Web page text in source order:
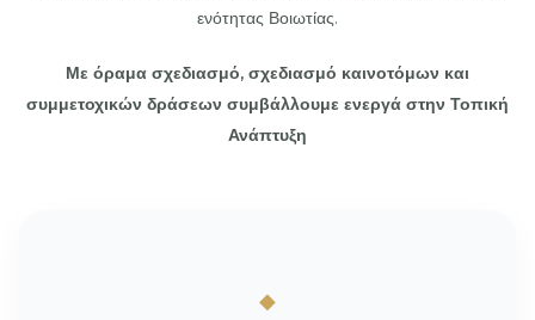
ενότητας Βοιωτίας.
Με όραμα σχεδιασμό, σχεδιασμό καινοτόμων και
συμμετοχικών δράσεων συμβάλλουμε ενεργάστην Τοπική
Ανάπτυξη